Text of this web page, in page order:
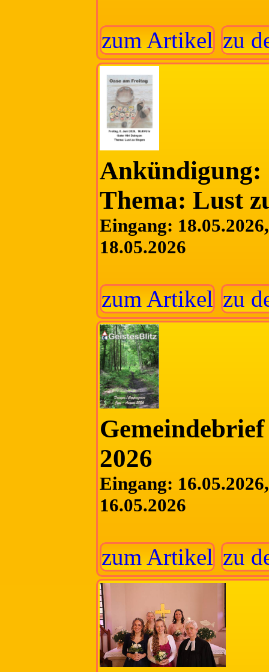
zum Artikel zu
Ankündigung:
Thema: Lust
Eingang:
18.05.2026
zum Artikel zu
2026
Eingang:
16.05.2026
zum Artikel zu